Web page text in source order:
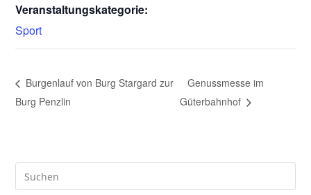
Veranstaltungskategorie:
Sport
Burgenlauf von Burg Stargard zur
Burg Penzlin
Genussmesse im
Güterbahnhof